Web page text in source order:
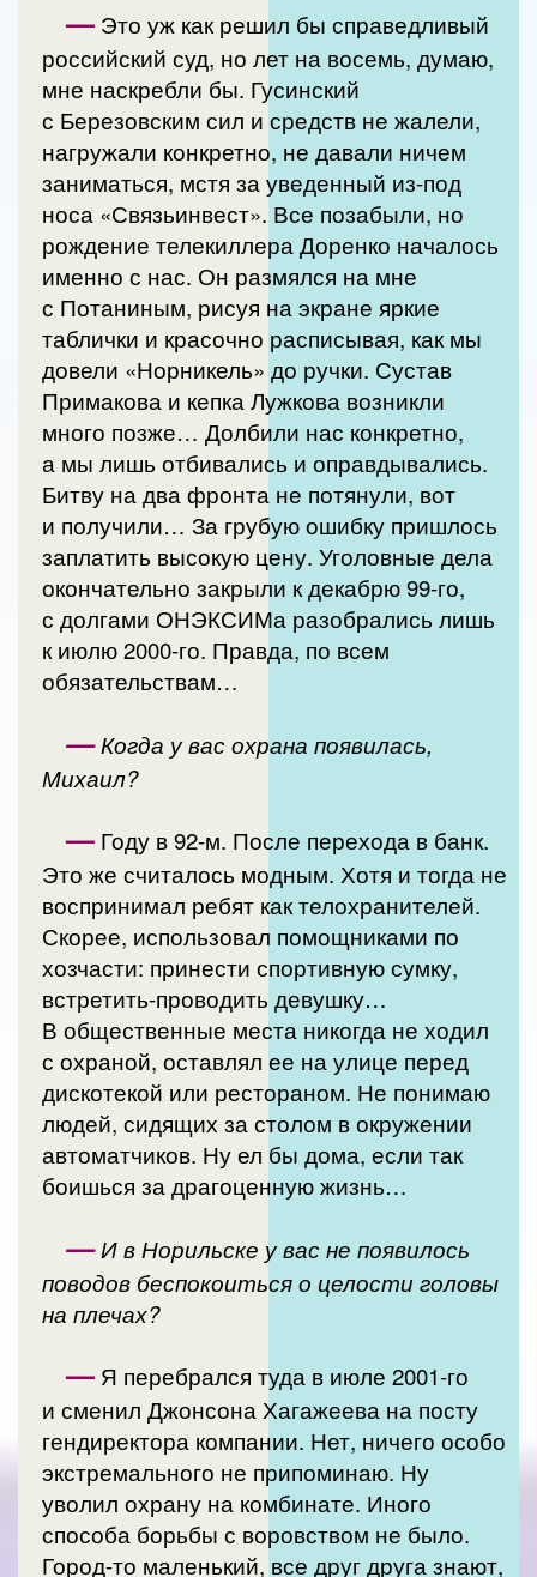
— Это уж как решил бы справедливый
российский суд, но лет на восемь, думаю,
мне наскребли бы. Гусинский
с Березовским сил и средств не жалели,
нагружали конкретно, не давали ничем
заниматься, мстя за уведенный из-под
носа «Связьинвест». Все позабыли, но
рождение телекиллера Доренко началось
именно с нас. Он размялся на мне
с Потаниным, рисуя на экране яркие
таблички и красочно расписывая, как мы
довели «Норникель» до ручки. Сустав
Примакова и кепка Лужкова возникли
много позже… Долбили нас конкретно,
а мы лишь отбивались и оправдывались.
Битву на два фронта не потянули, вот
и получили… За грубую ошибку пришлось
заплатить высокую цену. Уголовные дела
окончательно закрыли к декабрю 99-го,
с долгами ОНЭКСИМа разобрались лишь
к июлю 2000-го. Правда, по всем
обязательствам…
—Когда у вас охрана появилась,
Михаил?
— Году в 92-м. После перехода в банк.
Это же считалось модным. Хотя и тогда не
воспринимал ребят как телохранителей.
Скорее, использовал помощниками по
хозчасти: принести спортивную сумку,
встретить-проводить девушку…
В общественные места никогда не ходил
с охраной, оставлял ее на улице перед
дискотекой или рестораном. Не понимаю
людей, сидящих за столом в окружении
автоматчиков. Ну ел бы дома, если так
боишься за драгоценную жизнь…
—И в Норильске у вас не появилось
поводов беспокоиться о целости головы
на плечах?
— Я перебрался туда в июле 2001-го
и сменил Джонсона Хагажеева на посту
гендиректора компании. Нет, ничего особо
экстремального не припоминаю. Ну
уволил охрану на комбинате. Иного
способа борьбы с воровством не было.
Город-то маленький, все друг друга знают,